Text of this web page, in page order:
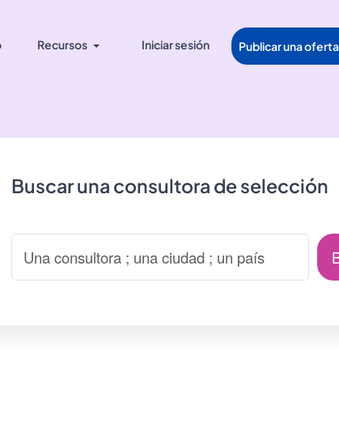
Recursos Iniciar sesión Publicar una
Buscar una consultora de selección